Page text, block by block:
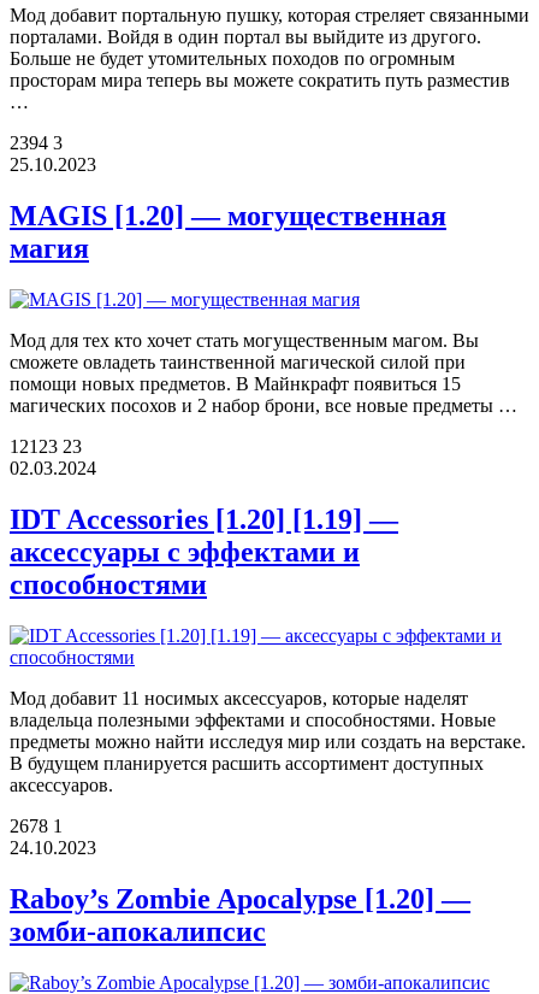
Мод добавит портальную пушку, которая стреляет связанными
порталами. Войдя в один портал вы выйдите из другого.
Больше не будет утомительных походов по огромным
просторам мира теперь вы можете сократить путь разместив
…
2394 3
25.10.2023
MAGIS [1.20] — могущественная
магия
Мод для тех кто хочет стать могущественным магом. Вы
сможете овладеть таинственной магической силой при
помощи новых предметов. В Майнкрафт появиться 15
магических посохов и 2 набор брони, все новые предметы …
12123 23
02.03.2024
IDT Accessories [1.20] [1.19] —
аксессуары с эффектами и
способностями
Мод добавит 11 носимых аксессуаров, которые наделят
владельца полезными эффектами и способностями. Новые
предметы можно найти исследуя мир или создать на верстаке.
В будущем планируется расшить ассортимент доступных
аксессуаров.
2678 1
24.10.2023
Raboy’s Zombie Apocalypse [1.20] —
зомби-апокалипсис